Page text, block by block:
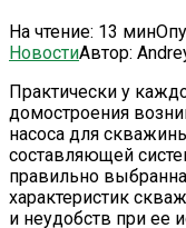
На чтение: 13 мин
НовостиАвтор:
Практически у
домостроения
насоса для
составляющей
правильно
характеристик
и неудобств при ее